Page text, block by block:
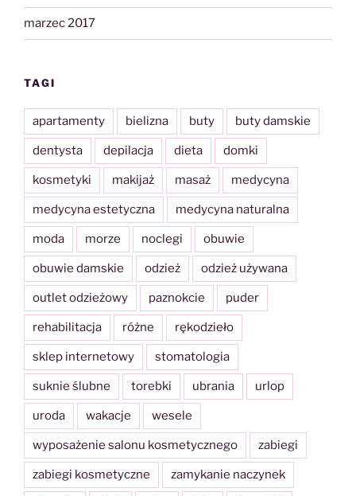
marzec 2017
TAGI
apartamenty bielizna buty buty damskie
dentysta depilacja dieta domki
kosmetyki makijaż masaż medycyna
medycyna estetyczna medycyna naturalna
moda morze noclegi obuwie
obuwie damskie odzież odzież używana
outlet odzieżowy paznokcie puder
rehabilitacja różne rękodzieło
sklep internetowy stomatologia
suknie ślubne torebki ubrania urlop
uroda wakacje wesele
wyposażenie salonu kosmetycznego zabiegi
zabiegi kosmetyczne zamykanie naczynek